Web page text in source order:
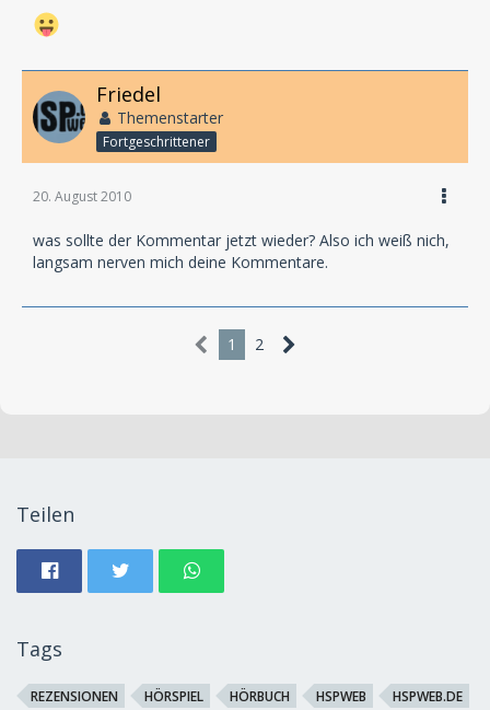
Friedel
Themenstarter
Fortgeschrittener
20. August 2010
was sollte der Kommentar jetzt wieder? Also ich weiß nich,
langsam nerven mich deine Kommentare.
1 2
Teilen
Tags
REZENSIONEN HÖRSPIEL HÖRBUCH HSPWEB HSPWEB.DE